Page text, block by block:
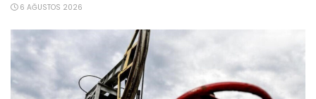
6 AĞUSTOS 2026